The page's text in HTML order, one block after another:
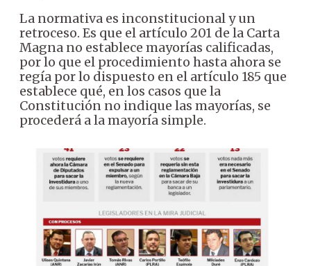
La normativa es inconstitucional y un
retroceso. Es que el artículo 201 de la Carta
Magna no establece mayorías calificadas,
por lo que el procedimiento hasta ahora se
regía por lo dispuesto en el artículo 185 que
establece qué, en los casos que la
Constitución no indique las mayorías, se
procederá a la mayoría simple.